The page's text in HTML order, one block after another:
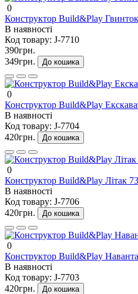
0
Конструктор Build&Play
В наявності
Код товару: J-7710
390грн.
349грн.
До кошика
0
Конструктор Build&Play
В наявності
Код товару: J-7704
420грн.
До кошика
0
Конструктор Build&Play Літак
В наявності
Код товару: J-7706
420грн.
До кошика
0
Конструктор Build&Play
В наявності
Код товару: J-7703
420грн.
До кошика